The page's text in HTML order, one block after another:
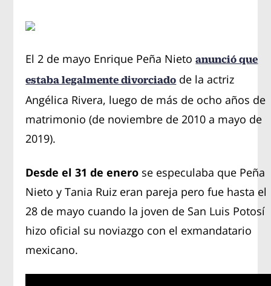
El 2 de mayo Enrique Peña Nietoanunció que
estaba legalmente divorciado de la actriz
Angélica Rivera, luego de más de ocho años de
matrimonio (de noviembre de 2010 a mayo de
2019).
Desde el 31 de enero se especulaba que Peña
Nieto y Tania Ruiz eran pareja pero fue hasta el
28 de mayo cuando la joven de San Luis Potosí
hizo oficial su noviazgo con el exmandatario
mexicano.